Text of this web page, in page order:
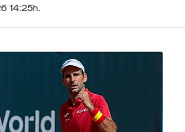
14:25h.